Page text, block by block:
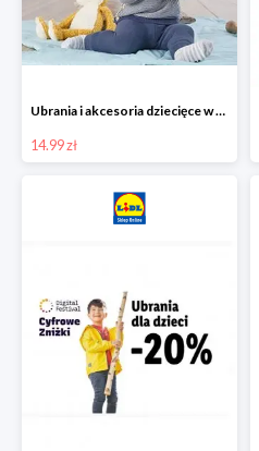
Ubrania i akcesoria dziecięce w Lidlu Online od 14,99 zł
14.99 zł